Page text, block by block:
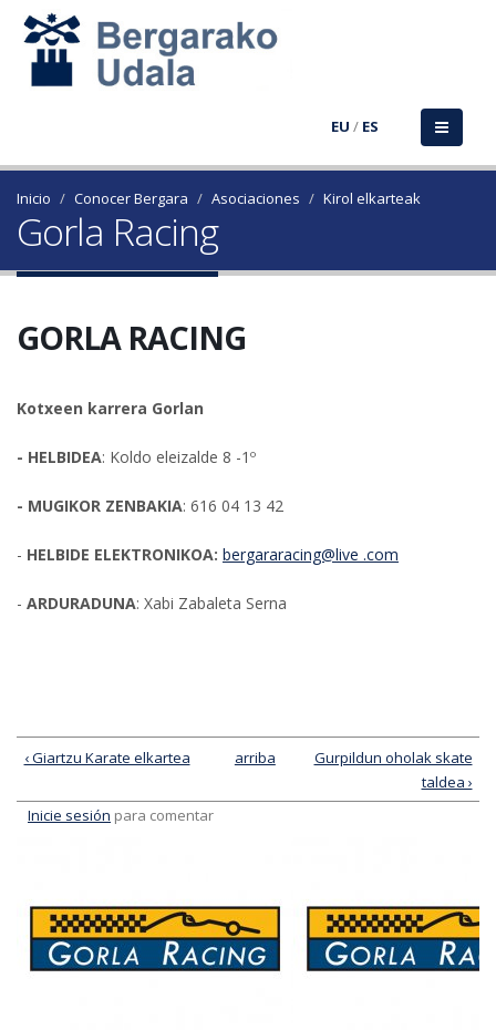
EU / ES
Inicio Conocer Bergara Asociaciones Kirol elkarteak
Gorla Racing
GORLA RACING
Kotxeen karrera Gorlan
- HELBIDEA: Koldo eleizalde 8 -1º
- MUGIKOR ZENBAKIA: 616 04 13 42
- HELBIDE ELEKTRONIKOA: bergararacing@live .com
- ARDURADUNA: Xabi Zabaleta Serna
‹ Giartzu Karate elkartea arriba
Gurpildun oholak skate
taldea ›
Inicie sesión para comentar